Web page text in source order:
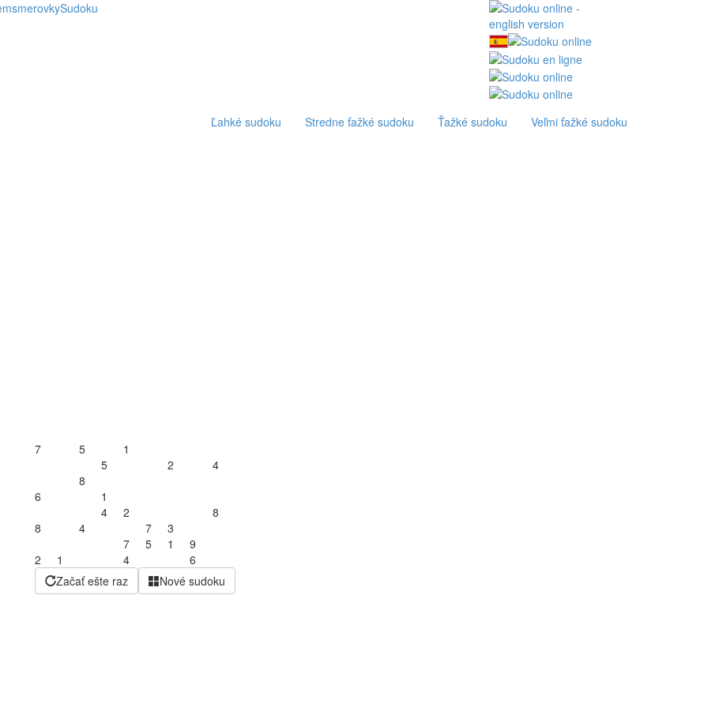
Sudoku
Ľahké sudoku Stredne ťažké sudoku Ťažké sudoku Veľmi ťažké sudoku
7 5
1
5
2
4
8
6
1
4
2
8
8
4 7
3
7
5 1
9
2
1 4
6
Začať ešte raz
Nové sudoku